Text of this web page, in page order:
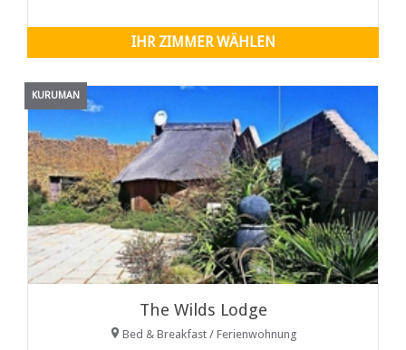
IHR ZIMMER WÄHLEN
KURUMAN
The Wilds Lodge
Bed & Breakfast / Ferienwohnung